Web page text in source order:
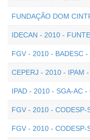
FUNDAÇÃO DOM
IDECAN - 2010 -
FGV - 2010 - BADESC
CEPERJ - 2010 - IPAM
IPAD - 2010 - SGA-AC
FGV - 2010 -
FGV - 2010 - CODESP-